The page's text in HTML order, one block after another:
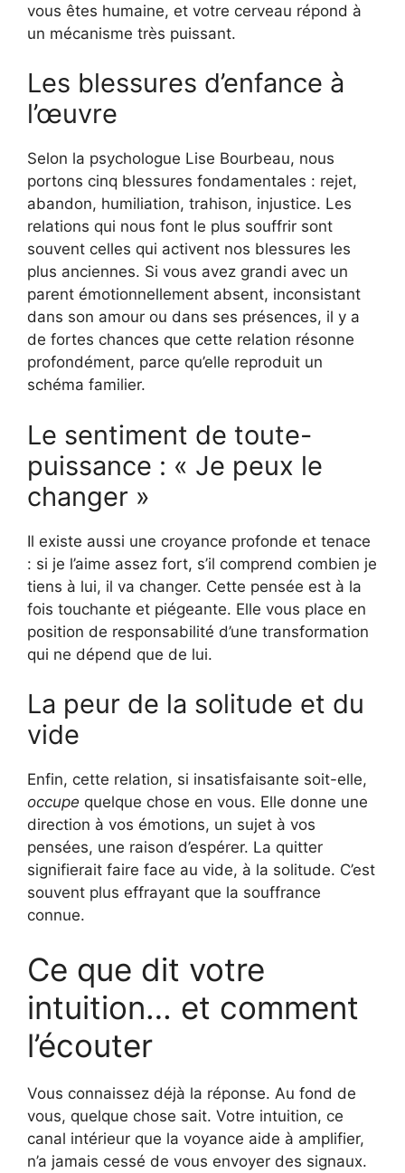
vous êtes humaine, et votre cerveau répond à
un mécanisme très puissant.
Les blessures d’enfance à
l’œuvre
Selon la psychologue Lise Bourbeau, nous
portons cinq blessures fondamentales : rejet,
abandon, humiliation, trahison, injustice. Les
relations qui nous font le plus souffrir sont
souvent celles qui activent nos blessures les
plus anciennes. Si vous avez grandi avec un
parent émotionnellement absent, inconsistant
dans son amour ou dans ses présences, il y a
de fortes chances que cette relation résonne
profondément, parce qu’elle reproduit un
schéma familier.
Le sentiment de toute-
puissance : « Je peux le
changer »
Il existe aussi une croyance profonde et tenace
: si je l’aime assez fort, s’il comprend combien je
tiens à lui, il va changer. Cette pensée est à la
fois touchante et piégeante. Elle vous place en
position de responsabilité d’une transformation
qui ne dépend que de lui.
La peur de la solitude et du
vide
Enfin, cette relation, si insatisfaisante soit-elle,
occupe quelque chose en vous. Elle donne une
direction à vos émotions, un sujet à vos
pensées, une raison d’espérer. La quitter
signifierait faire face au vide, à la solitude. C’est
souvent plus effrayant que la souffrance
connue.
Ce que dit votre
intuition… et comment
l’écouter
Vous connaissez déjà la réponse. Au fond de
vous, quelque chose sait. Votre intuition, ce
canal intérieur que la voyance aide à amplifier,
n’a jamais cessé de vous envoyer des signaux.